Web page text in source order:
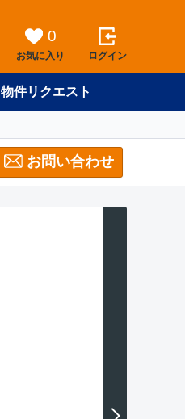
0
お気に入り ログイン
物件リクエスト
お問い合わせ